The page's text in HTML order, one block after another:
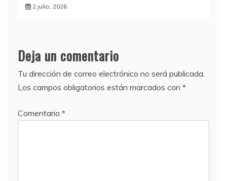
2 julio, 2026
Deja un comentario
Tu dirección de correo electrónico no será publicada.
Los campos obligatorios están marcados con *
Comentario *